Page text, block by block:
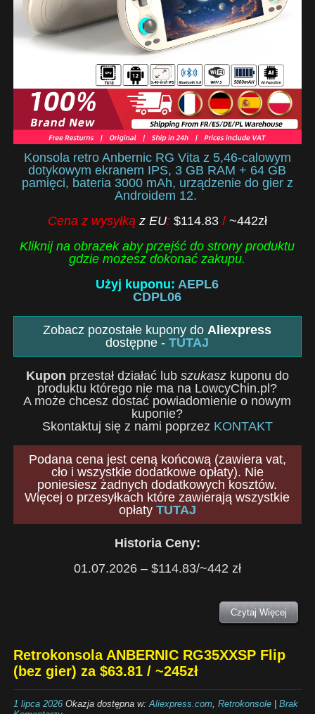
Konsola retro Anbernic RG Vita z 5,46-calowym
dotykowym ekranem IPS, 3 GB RAM + 64 GB
pamięci, bateria 3000 mAh, urządzenie do gier z
Androidem 12.
Cena z wysyłką z EU: $114.83 / ~442zł
Kliknij na obrazek aby przejść do strony produktu
gdzie możesz dokonać zakupu.
Użyj kuponu: AEPL6
CDPL06
Zobacz pozostałe kupony do Aliexpress
dostępne -TUTAJ
Kupon przestał działać lub szukaszkuponu do
produktu którego nie ma na LowcyChin.pl?
A może chcesz dostać powiadomienie o nowym
kuponie?
Skontaktuj się z nami poprzez KONTAKT
Podana cena jest ceną końcową (zawiera vat,
cło i wszystkie dodatkowe opłaty). Nie
poniesiesz żadnych dodatkowych kosztów.
Więcej o przesyłkach które zawierają wszystkie
opłaty TUTAJ
Historia Ceny:
01.07.2026 – $114.83/~442 zł
Czytaj Więcej
Retrokonsola ANBERNIC RG35XXSP Flip
(bez gier) za $63.81 / ~245zł
1 lipca 2026Okazja dostępna w: Aliexpress.com, Retrokonsole| Brak